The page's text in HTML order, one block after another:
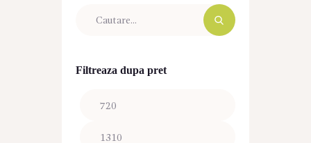
Filtreaza dupa pret
minim